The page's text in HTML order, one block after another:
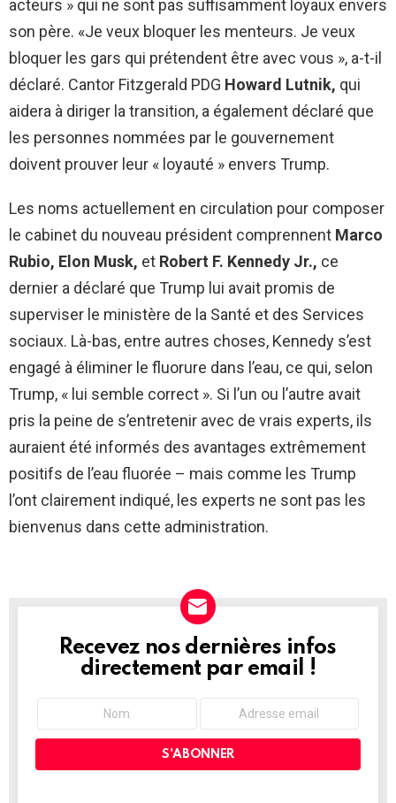
acteurs » qui ne sont pas suffisamment loyaux envers
son père. «Je veux bloquer les menteurs. Je veux
bloquer les gars qui prétendent être avec vous », a-t-il
déclaré. Cantor Fitzgerald PDG Howard Lutnik, qui
aidera à diriger la transition, a également déclaré que
les personnes nommées par le gouvernement
doivent prouver leur « loyauté » envers Trump.
Les noms actuellement en circulation pour composer
le cabinet du nouveau président comprennent Marco
Rubio, Elon Musk, et Robert F. Kennedy Jr., ce
dernier a déclaré que Trump lui avait promis de
superviser le ministère de la Santé et des Services
sociaux. Là-bas, entre autres choses, Kennedy s’est
engagé à éliminer le fluorure dans l’eau, ce qui, selon
Trump, « lui semble correct ». Si l’un ou l’autre avait
pris la peine de s’entretenir avec de vrais experts, ils
auraient été informés des avantages extrêmement
positifs de l’eau fluorée – mais comme les Trump
l’ont clairement indiqué, les experts ne sont pas les
bienvenus dans cette administration.
NEWSLETTER
Recevez nos dernières infos
directement par email !